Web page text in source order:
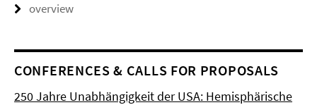
overview
CONFERENCES & CALLS FOR PROPOSALS
250 Jahre Unabhängigkeit der USA: Hemisphärische